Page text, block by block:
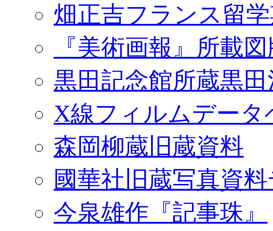
畑正吉フランス留
『美術画報』所載
黒田記念館所蔵黒
X線フィルムデータ
森岡柳蔵旧蔵資料
國華社旧蔵写真資
今泉雄作『記事珠』